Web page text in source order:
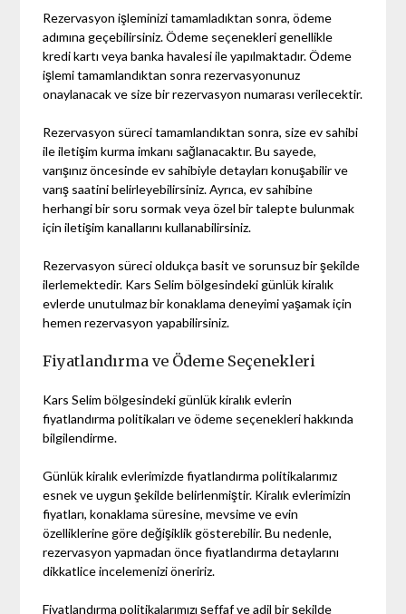
Rezervasyon işleminizi tamamladıktan sonra, ödeme
adımına geçebilirsiniz. Ödeme seçenekleri genellikle
kredi kartı veya banka havalesi ile yapılmaktadır. Ödeme
işlemi tamamlandıktan sonra rezervasyonunuz
onaylanacak ve size bir rezervasyon numarası verilecektir.
Rezervasyon süreci tamamlandıktan sonra, size ev sahibi
ile iletişim kurma imkanı sağlanacaktır. Bu sayede,
varışınız öncesinde ev sahibiyle detayları konuşabilir ve
varış saatini belirleyebilirsiniz. Ayrıca, ev sahibine
herhangi bir soru sormak veya özel bir talepte bulunmak
için iletişim kanallarını kullanabilirsiniz.
Rezervasyon süreci oldukça basit ve sorunsuz bir şekilde
ilerlemektedir. Kars Selim bölgesindeki günlük kiralık
evlerde unutulmaz bir konaklama deneyimi yaşamak için
hemen rezervasyon yapabilirsiniz.
Fiyatlandırma ve Ödeme Seçenekleri
Kars Selim bölgesindeki günlük kiralık evlerin
fiyatlandırma politikaları ve ödeme seçenekleri hakkında
bilgilendirme.
Günlük kiralık evlerimizde fiyatlandırma politikalarımız
esnek ve uygun şekilde belirlenmiştir. Kiralık evlerimizin
fiyatları, konaklama süresine, mevsime ve evin
özelliklerine göre değişiklik gösterebilir. Bu nedenle,
rezervasyon yapmadan önce fiyatlandırma detaylarını
dikkatlice incelemenizi öneririz.
Fiyatlandırma politikalarımızı şeffaf ve adil bir şekilde